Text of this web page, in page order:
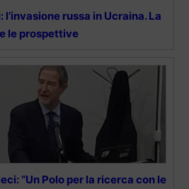
russa in Ucraina. La
le prospettive
“Un Polo per la ricerca con le